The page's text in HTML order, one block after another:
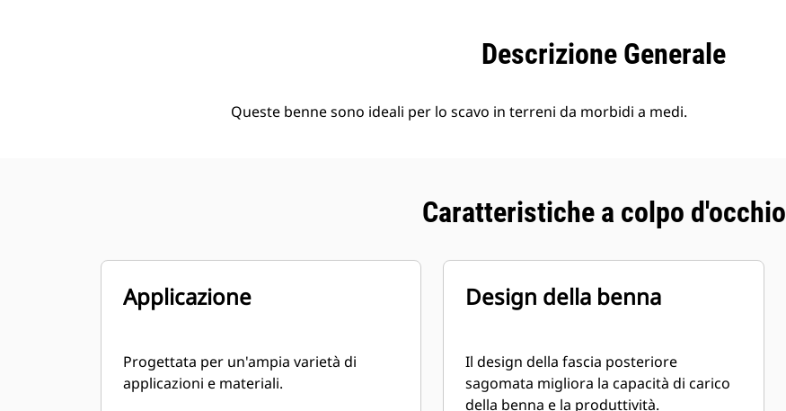
Descrizione Generale
Queste benne sono ideali per lo scavo in terreni da morbidi a medi.
Caratteristiche a colpo d'occhio
Applicazione
Progettata per un'ampia varietà di
applicazioni e materiali.
Design della benna
Il design della fascia posteriore
sagomata migliora la capacità di carico
della benna e la produttività.